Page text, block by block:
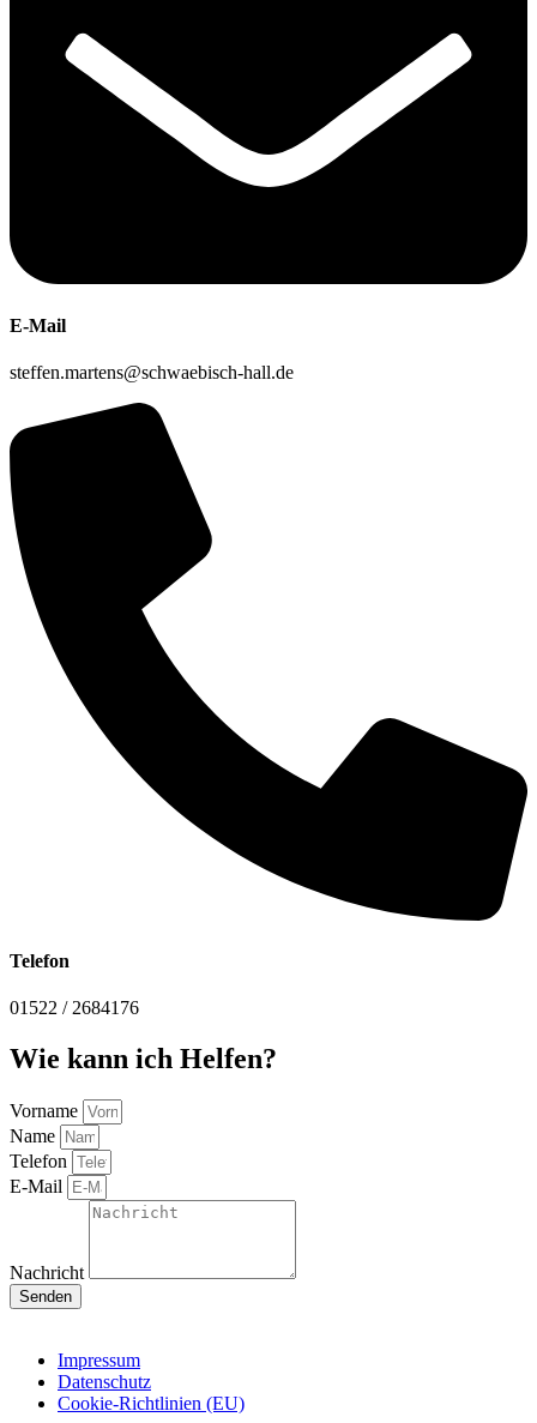
E-Mail
steffen.martens@schwaebisch-hall.de
Telefon
01522 / 2684176
Wie kann ich Helfen?
Vorname
Name
Telefon
E-Mail
Nachricht
Senden
Impressum
Datenschutz
Cookie-Richtlinien (EU)